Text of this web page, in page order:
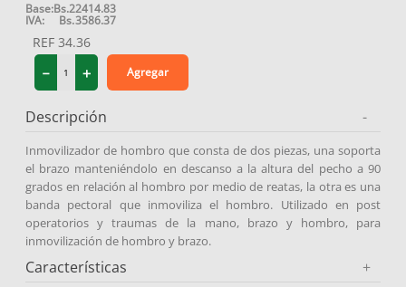
Base:Bs.22414.83
IVA: Bs.3586.37
REF 34.36
＋
－ Agregar
Descripción -
Inmovilizador de hombro que consta de dos piezas, una soporta
el brazo manteniéndolo en descanso a la altura del pecho a 90
grados en relación al hombro por medio de reatas, la otra es una
banda pectoral que inmoviliza el hombro. Utilizado en post
operatorios y traumas de la mano, brazo y hombro, para
inmovilización de hombro y brazo.
Características +
8.
miovit
.
protector solar
medias compresión